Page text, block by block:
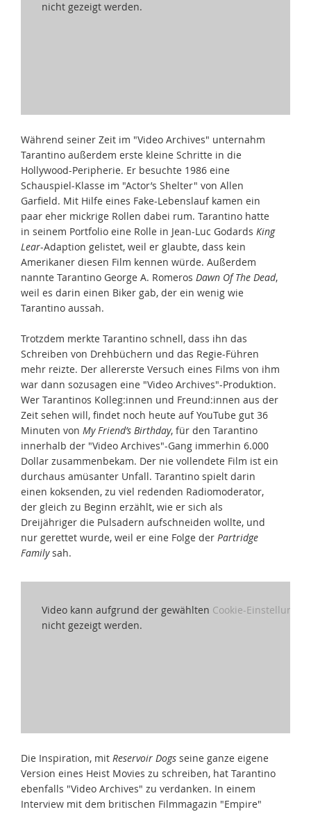
nicht gezeigt werden.
Während seiner Zeit im "Video Archives" unternahm
Tarantino außerdem erste kleine Schritte in die
Hollywood-Peripherie. Er besuchte 1986 eine
Schauspiel-Klasse im "Actor’s Shelter" von Allen
Garfield. Mit Hilfe eines Fake-Lebenslauf kamen ein
paar eher mickrige Rollen dabei rum. Tarantino hatte
in seinem Portfolio eine Rolle in Jean-Luc Godards King
Lear-Adaption gelistet, weil er glaubte, dass kein
Amerikaner diesen Film kennen würde. Außerdem
nannte Tarantino George A. Romeros Dawn Of The Dead,
weil es darin einen Biker gab, der ein wenig wie
Tarantino aussah.
Trotzdem merkte Tarantino schnell, dass ihn das
Schreiben von Drehbüchern und das Regie-Führen
mehr reizte. Der allererste Versuch eines Films von ihm
war dann sozusagen eine "Video Archives"-Produktion.
Wer Tarantinos Kolleg:innen und Freund:innen aus der
Zeit sehen will, findet noch heute auf YouTube gut 36
Minuten von My Friend’s Birthday, für den Tarantino
innerhalb der "Video Archives"-Gang immerhin 6.000
Dollar zusammenbekam. Der nie vollendete Film ist ein
durchaus amüsanter Unfall. Tarantino spielt darin
einen koksenden, zu viel redenden Radiomoderator,
der gleich zu Beginn erzählt, wie er sich als
Dreijähriger die Pulsadern aufschneiden wollte, und
nur gerettet wurde, weil er eine Folge der Partridge
Familysah.
Video kann aufgrund der gewählten Cookie-Einstellungen
nicht gezeigt werden.
Die Inspiration, mit Reservoir Dogs seine ganze eigene
Version eines Heist Movies zu schreiben, hat Tarantino
ebenfalls "Video Archives" zu verdanken. In einem
Interview mit dem britischen Filmmagazin "Empire"